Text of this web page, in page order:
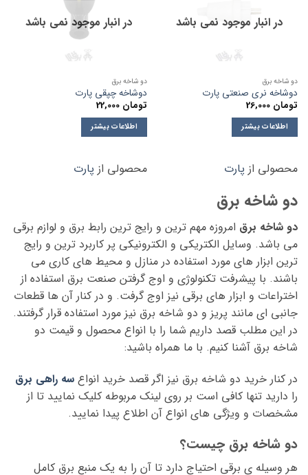
در انبار موجود نمی باشد
دو شاخه برق
دوشاخه نری صنعتی پارت
تومان
اطلاعات بیشتر
محصولی از پارت
در انبار موجود نمی باشد
دو شاخه برق
دوشاخه چپقی پارت
تومان
اطلاعات بیشتر
محصولی از پارت
دو شاخه برق
دو شاخه برق امروزه مهم ترین و رایج ترین رابط برق و لوازم برقی
می باشد. وسایل الکتریکی و الکترونیکی پر کاربرد ترین و رایج
ترین ابزار های مورد استفاده در منازل و محیط های کاری می
باشند. با پیشرفت تکنولوژی و اوج گرفتن صنعت برق استفاده از
اختراعات و ابزار های برقی نیز اوج گرفت. و در کنار آن ها قطعات
جانبی ای مانند پریز و دو شاخه برق نیز مورد استفاده قرار گرفتند.
در این مطلب قصد داریم شما را با انواع محصول و قیمت دو
شاخه برق آشنا کنیم. با ما همراه باشید:
در کنار خرید دو شاخه برق نیز اگر قصد خرید انواع سه راهی برق
را دارید تنها کافی است بر روی لینک مربوطه کلیک نمایید تا از
مشخصات و ویژگی های انواع آن اطلاع پیدا نمایید.
دو شاخه برق چیست؟
هر وسیله ی برقی احتیاج دارد تا آن را به یک منبع برق کامل